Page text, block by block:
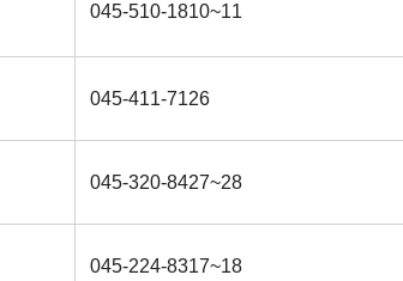
045-510-1810~11
045-411-7126
045-320-8427~28
045-224-8317~18